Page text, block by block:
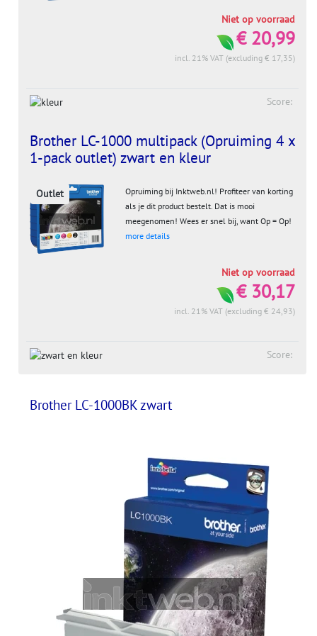
Niet op voorraad
€ 20,99
incl. 21% VAT (excluding € 17,35)
Score:
Brother LC-1000 multipack (Opruiming 4 x
1-pack outlet) zwart en kleur
Outlet
Opruiming bij Inktweb.nl! Profiteer van korting
als je dit product bestelt. Dat is mooi
meegenomen! Wees er snel bij, want Op = Op!
more details
Niet op voorraad
€ 30,17
incl. 21% VAT (excluding € 24,93)
Score:
Brother LC-1000BK zwart